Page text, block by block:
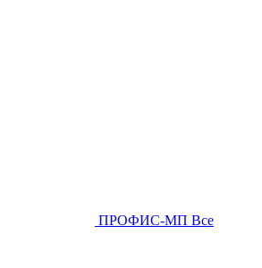
ПРОФИС-МП Все